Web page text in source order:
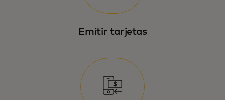
Emitir tarjetas